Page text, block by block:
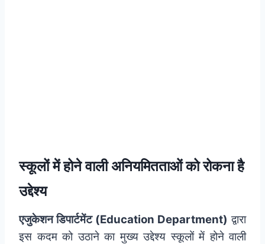
स्कूलों में होने वाली अनियमितताओं को रोकना है
उद्देश्य
एजुकेशन डिपार्टमेंट (Education Department) द्वारा
इस कदम को उठाने का मुख्य उद्देश्य स्कूलों में होने वाली